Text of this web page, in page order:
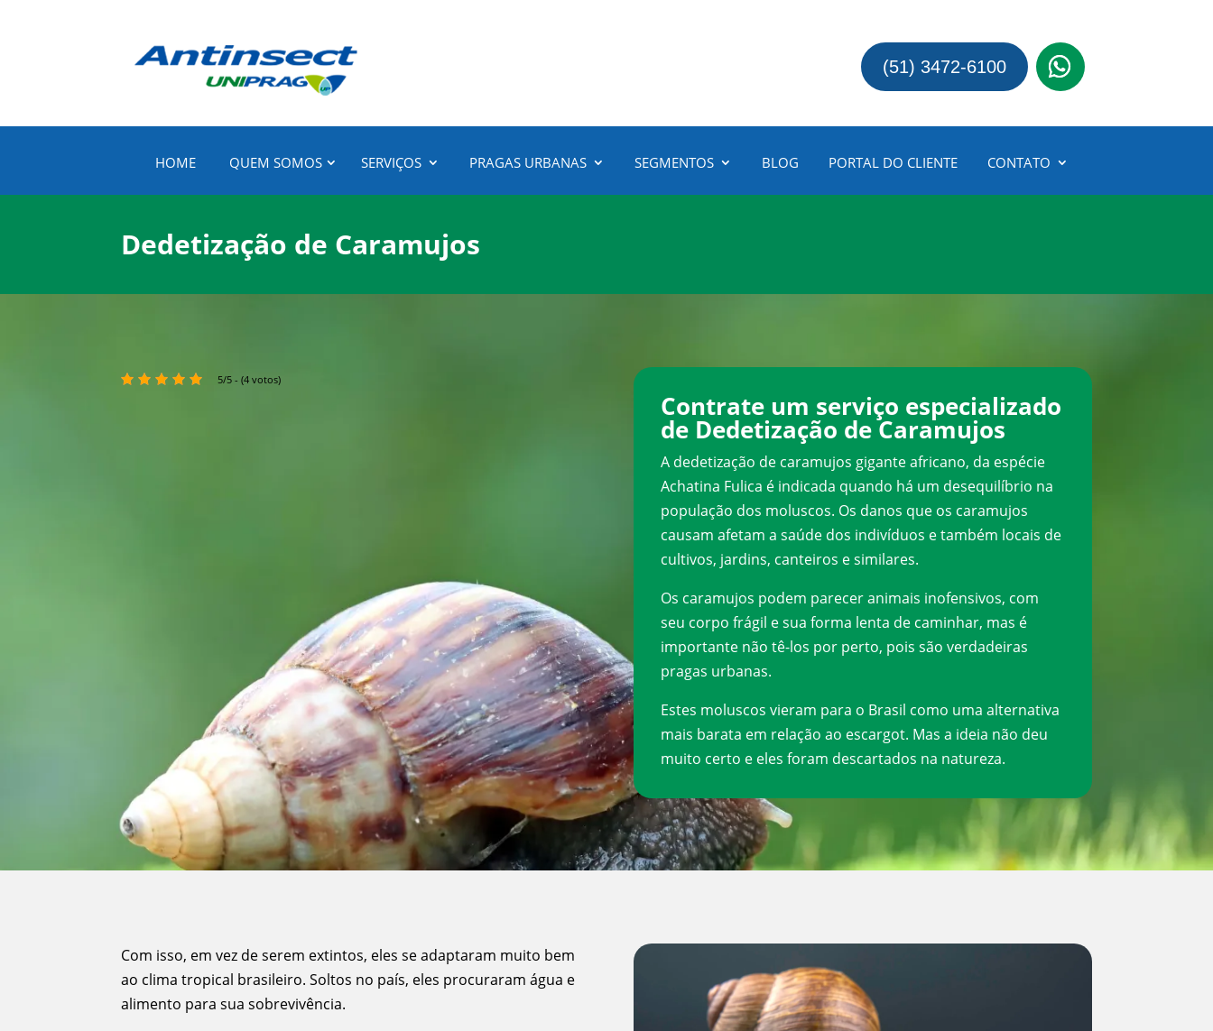
(51) 3472-6100
HOME QUEM SOMOS SERVIÇOS PRAGAS URBANAS SEGMENTOS BLOG PORTAL DO CLIENTE CONTATO
Dedetização de Caramujos
5/5 - (4 votos)
Contrate um serviço especializado
de Dedetização de Caramujos
A dedetização de caramujos gigante africano, da espécie
Achatina Fulica é indicada quando há um desequilíbrio na
população dos moluscos. Os danos que os caramujos
causam afetam a saúde dos indivíduos e também locais de
cultivos, jardins, canteiros e similares.
Os caramujos podem parecer animais inofensivos, com
seu corpo frágil e sua forma lenta de caminhar, mas é
importante não tê-los por perto, pois são verdadeiras
pragas urbanas.
Estes moluscos vieram para o Brasil como uma alternativa
mais barata em relação ao escargot. Mas a ideia não deu
muito certo e eles foram descartados na natureza.
Com isso, em vez de serem extintos, eles se adaptaram muito bem
ao clima tropical brasileiro. Soltos no país, eles procuraram água e
alimento para sua sobrevivência.